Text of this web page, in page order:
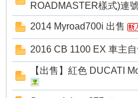
ROADMASTER樣式)連
2014 Myroad700i 出售
2016 CB 1100 EX 車主自
【出售】紅色 DUCATI